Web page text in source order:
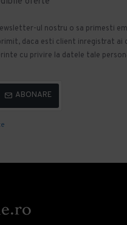
ul nostru o sa primesti
daca esti client inregistrat ai
cu privire la datele tale
ABONARE